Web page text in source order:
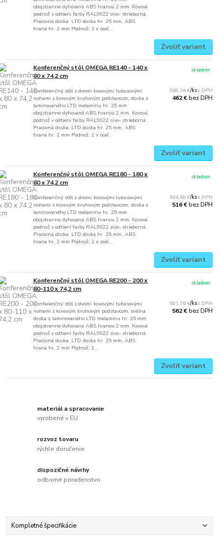
obojstranne dyhovaná ABS hranou 2 mm. Kovová
podnož v odtieni farby RAL9022 sivo- strieborná.
Pracovná doska: LTD doska hr. 25 mm, ABS
hrana hr. 2 mm Podnož: 2 x oceľ...
Zvoliť variant
Konferenčný stôl OMEGA RE140 - 140 x
80 x 74,2 cm
Konferenčný stôl s dvomi kovovými tubusovými
nohami s kovovým kruhovým podstavcom, doska z
laminovaného LTD melamínu hr. 25 mm
obojstranne dyhovaná ABS hranou 2 mm. Kovová
podnož v odtieni farby RAL9022 sivo- strieborná.
Pracovná doska: LTD doska hr. 25 mm, ABS
hrana hr. 2 mm Podnož: 2 x oceľ...
568,26 €/ks
462 €bez DPH
skladom
Zvoliť variant
Konferenčný stôl OMEGA RE180 - 180 x
80 x 74,2 cm
Konferenčný stôl s dvomi kovovými tubusovými
nohami s kovovým kruhovým podstavcom, doska z
laminovaného LTD melamínu hr. 25 mm
obojstranne dyhovaná ABS hranou 2 mm. Kovová
podnož v odtieni farby RAL9022 sivo- strieborná.
Pracovná doska: LTD doska hr. 25 mm, ABS
hrana hr. 2 mm Podnož: 2 x oceľ...
634,68 €/ks
516 €bez DPH
skladom
Zvoliť variant
Konferenčný stôl OMEGA RE200 - 200 x
80-110 x 74,2 cm
Konferenčný stôl s dvomi kovovými tubusovými
nohami s kovovým kruhovým podstavcom, oválna
doska z laminovaného LTD melamínu hr. 25 mm
obojstranne dyhovaná ABS hranou 2 mm. Kovová
podnož v odtieni farby RAL9022 sivo- strieborná.
Pracovná doska: LTD doska hr. 25 mm, ABS
hrana hr. 2 mm Podnož: 2...
691,26 €/ks
562 €bez DPH
skladom
Zvoliť variant
materiál a spracovanie
vyrobené v EU
rozvoz tovaru
rýchle doručenie
dispozičné návrhy
odborné poradenstvo
Kompletné špecifikácie